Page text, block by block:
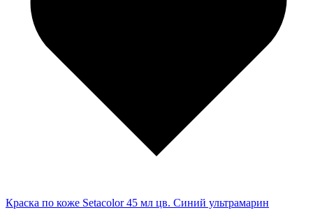
Краска по коже Setacolor 45 мл цв. Синий ультрамарин